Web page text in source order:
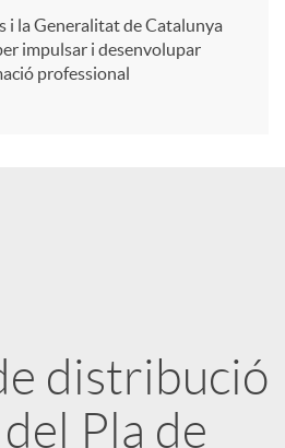
i la Generalitat de Catalunya
impulsar i desenvolupar
professional
distribució
Pla de